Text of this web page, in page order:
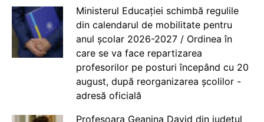
Ministerul Educației schimbă regulile
din calendarul de mobilitate pentru
anul școlar 2026-2027 / Ordinea în
care se va face repartizarea
profesorilor pe posturi începând cu 20
august, după reorganizarea școlilor -
adresă oficială
Profesoara Geanina David din județul